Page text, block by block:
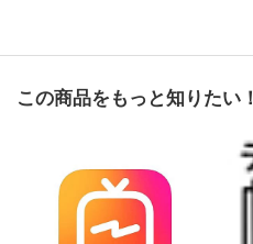
この商品をもっと知りたい！